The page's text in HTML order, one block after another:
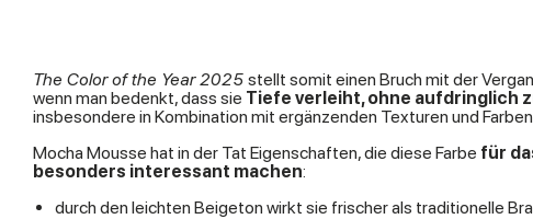
The Color of the Year 2025 stellt somit einen Bruch mit der
wenn man bedenkt, dass sie Tiefe verleiht, ohne aufdringlich
insbesondere in Kombination mit ergänzenden Texturen und Farben.
Mocha Mousse hat in der Tat Eigenschaften, die diese Farbe für
besonders interessant machen:
durch den leichten Beigeton wirkt sie frischer als traditionelle